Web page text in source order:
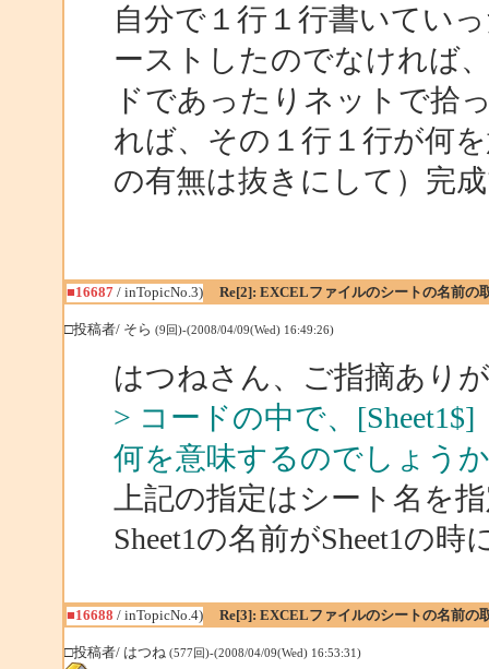
自分で１行１行書いてい
ーストしたのでなければ
ドであったりネットで拾
れば、その１行１行が何
の有無は抜きにして）完
■16687/ inTopicNo.3) Re[2]: EXCELファイルのシートの名前の
□投稿者/ そら (9回)-(2008/04/09(Wed) 16:49:26)
はつねさん、ご指摘あり
> コードの中で、
何を意味するのでしょう
上記の指定はシート名を
Sheet1の名前がSheet1の
■16688 / inTopicNo.4) Re[3]: EXCELファイルのシートの名前の
□投稿者/ はつね (577回)-(2008/04/09(Wed) 16:53:31)